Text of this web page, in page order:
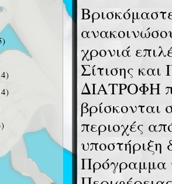
χρονιά
Σίτισης
ΔΙΑΤΡΟΦΗ
βρίσκονται
περιοχές
υποστήριξη
Πρόγραμμα